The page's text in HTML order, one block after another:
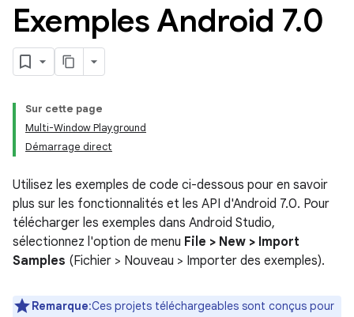
Exemples Android 7.0
Sur cette page
Multi-Window Playground
Démarrage direct
Utilisez les exemples de code ci-dessous pour en savoir
plus sur les fonctionnalités et les API d'Android 7.0. Pour
télécharger les exemples dans Android Studio,
sélectionnez l'option de menu File > New > Import
Samples (Fichier > Nouveau > Importer des exemples).
Remarque:Ces projets téléchargeables sont conçus pour